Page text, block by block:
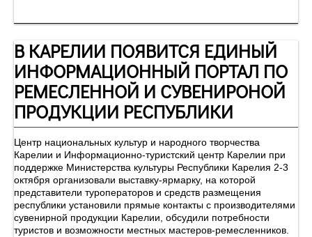
В КАРЕЛИИ ПОЯВИТСЯ ЕДИНЫЙ
ИНФОРМАЦИОННЫЙ ПОРТАЛ ПО
РЕМЕСЛЕННОЙ И СУВЕНИРОНОЙ
ПРОДУКЦИИ РЕСПУБЛИКИ
Центр национальных культур и народного творчества
Карелии и Информационно-туристский центр Карелии при
поддержке Министерства культуры Республики Карелия 2-3
октября организовали выставку-ярмарку, на которой
представители туроператоров и средств размещения
республики установили прямые контакты с производителями
сувенирной продукции Карелии, обсудили потребности
туристов и возможности местных мастеров-ремесленников.